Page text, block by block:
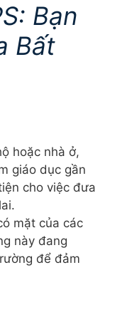
Bạn
Bất
hoặc nhà ở,
giáo dục gần
cho việc đưa
mặt của các
này đang
để đảm